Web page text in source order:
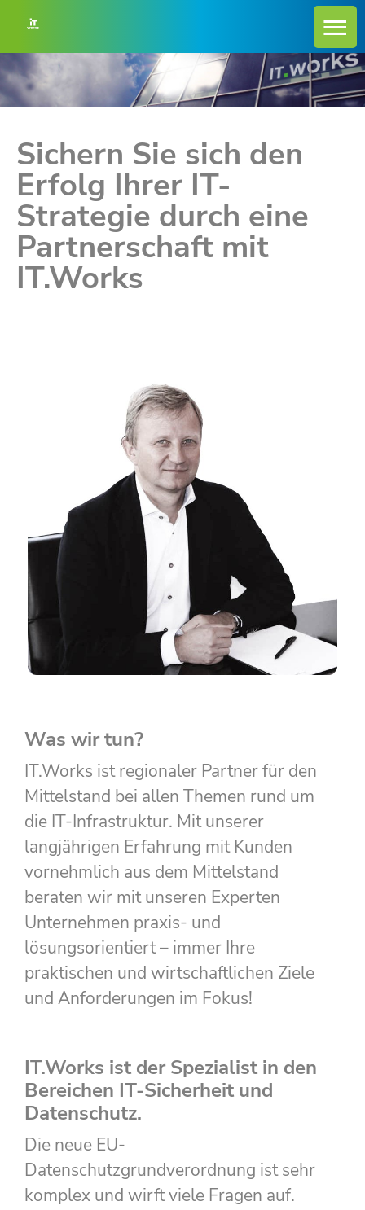
Sichern Sie sich den
Erfolg Ihrer IT-
Strategie durch eine
Partnerschaft mit
IT.Works
Was wir tun?
IT.Works ist regionaler Partner für den
Mittelstand bei allen Themen rund um
die IT-Infrastruktur. Mit unserer
langjährigen Erfahrung mit Kunden
vornehmlich aus dem Mittelstand
beraten wir mit unseren Experten
Unternehmen praxis- und
lösungsorientiert – immer Ihre
praktischen und wirtschaftlichen Ziele
und Anforderungen im Fokus!
IT.Works ist der Spezialist in den
Bereichen IT-Sicherheit und
Datenschutz.
Die neue EU-
Datenschutzgrundverordnung ist sehr
komplex und wirft viele Fragen auf.